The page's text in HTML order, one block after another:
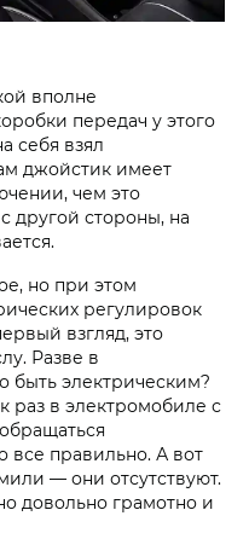
вполне
передач у этого
себя взял
джойстик имеет
чем это
другой стороны, на
но при этом
регулировок
взгляд, это
Разве в
быть электрическим?
раз в электромобиле с
все правильно. А вот
— они отсутствуют.
довольно грамотно и